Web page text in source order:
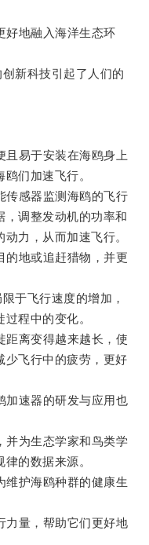
地融入海洋生态环
新科技引起了人们的
易于安装在海鸥身上
们加速飞行。
感器监测海鸥的飞行
，调整发动机的功率和
力，从而加速飞行。
地或追赶猎物，并更
于飞行速度的增加，
程中的变化。
离变得越来越长，使
少飞行中的疲劳，更好
速器的研发与应用也
为生态学家和鸟类学
的数据来源。
护海鸥种群的健康生
量，帮助它们更好地